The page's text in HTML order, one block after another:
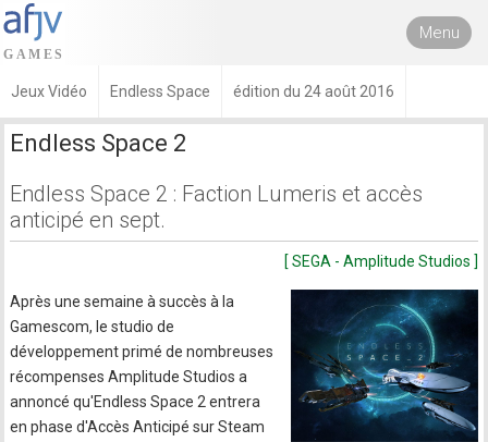
Menu
Jeux Vidéo Endless Space édition du 24 août 2016
Endless Space 2
Endless Space 2 : Faction Lumeris et accès
anticipé en sept.
[ SEGA - Amplitude Studios ]
Après une semaine à succès à la
Gamescom, le studio de
développement primé de nombreuses
récompenses Amplitude Studios a
annoncé qu'Endless Space 2 entrera
en phase d'Accès Anticipé sur Steam